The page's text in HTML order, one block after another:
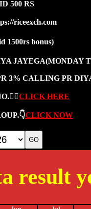
500 RS
riceexch.com
1500rs bonus)
JAYEGA(MONDAY
3% CALLING PR
CLICK HERE
CLICK NOW
result